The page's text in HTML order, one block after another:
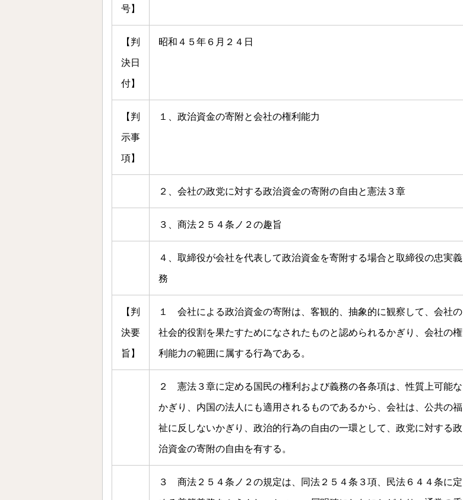
号】
【判
決日
付】
昭和４５年６月２４日
【判
示事
項】
１、政治資金の寄附と会社の権利能力
２、会社の政党に対する政治資金の寄附の自由と憲法３章
３、商法２５４条ノ２の趣旨
４、取締役が会社を代表して政治資金を寄附する場合と取締役の忠実義
務
【判
決要
旨】
１ 会社による政治資金の寄附は、客観的、抽象的に観察して、会社の
社会的役割を果たすためになされたものと認められるかぎり、会社の権
利能力の範囲に属する行為である。
２ 憲法３章に定める国民の権利および義務の各条項は、性質上可能な
かぎり、内国の法人にも適用されるものであるから、会社は、公共の福
祉に反しないかぎり、政治的行為の自由の一環として、政党に対する政
治資金の寄附の自由を有する。
３ 商法２５４条ノ２の規定は、同法２５４条３項、民法６４４条に定